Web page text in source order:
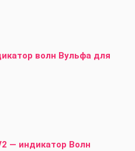
волн Вульфа для
— индикатор Волн